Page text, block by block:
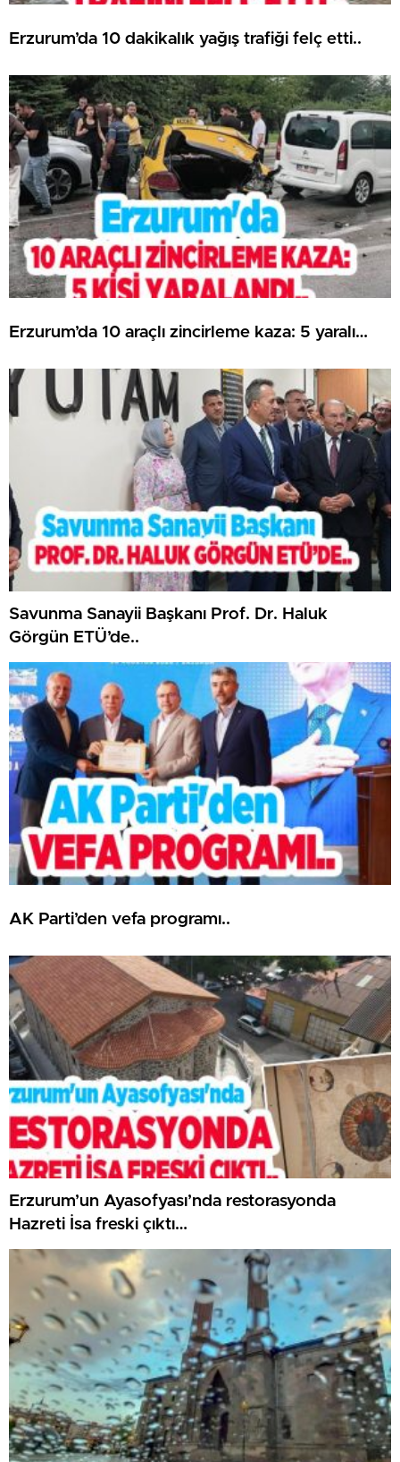
Erzurum’da 10 dakikalık yağış trafiği felç etti..
Erzurum’da 10 araçlı zincirleme kaza: 5 yaralı…
Savunma Sanayii Başkanı Prof. Dr. Haluk
Görgün ETÜ’de..
AK Parti’den vefa programı..
Erzurum’un Ayasofyası’nda restorasyonda
Hazreti İsa freski çıktı…